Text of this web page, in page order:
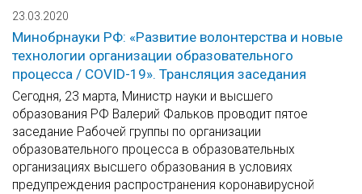
23.03.2020
Минобрнауки РФ: «Развитие волонтерства и новые
технологии организации образовательного
процесса / COVID-19». Трансляция заседания
Сегодня, 23 марта, Министр науки и высшего
образования РФ Валерий Фальков проводит пятое
заседание Рабочей группы по организации
образовательного процесса в образовательных
организациях высшего образования в условиях
предупреждения распространения коронавирусной